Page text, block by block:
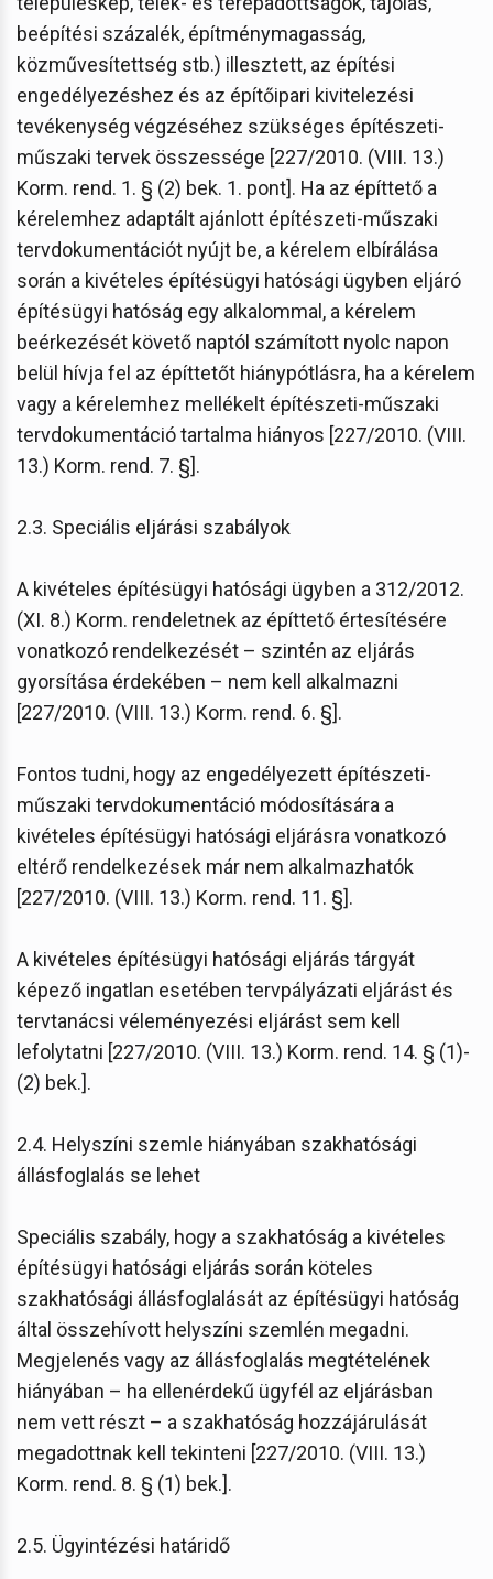
beépítési százalék, építménymagasság,
közművesítettség stb.) illesztett, az építési
engedélyezéshez és az építőipari kivitelezési
tevékenység végzéséhez szükséges építészeti-
műszaki tervek összessége [227/2010. (VIII. 13.)
Korm. rend. 1. § (2) bek. 1. pont]. Ha az építtető a
kérelemhez adaptált ajánlott építészeti-műszaki
tervdokumentációt nyújt be, a kérelem elbírálása
során a kivételes építésügyi hatósági ügyben eljáró
építésügyi hatóság egy alkalommal, a kérelem
beérkezését követő naptól számított nyolc napon
belül hívja fel az építtetőt hiánypótlásra, ha a kérelem
vagy a kérelemhez mellékelt építészeti-műszaki
tervdokumentáció tartalma hiányos [227/2010. (VIII.
13.) Korm. rend. 7. §].
2.3. Speciális eljárási szabályok
A kivételes építésügyi hatósági ügyben a 312/2012.
(XI. 8.) Korm. rendeletnek az építtető értesítésére
vonatkozó rendelkezését – szintén az eljárás
gyorsítása érdekében – nem kell alkalmazni
[227/2010. (VIII. 13.) Korm. rend. 6. §].
Fontos tudni, hogy az engedélyezett építészeti-
műszaki tervdokumentáció módosítására a
kivételes építésügyi hatósági eljárásra vonatkozó
eltérő rendelkezések már nem alkalmazhatók
[227/2010. (VIII. 13.) Korm. rend. 11. §].
A kivételes építésügyi hatósági eljárás tárgyát
képező ingatlan esetében tervpályázati eljárást és
tervtanácsi véleményezési eljárást sem kell
lefolytatni [227/2010. (VIII. 13.) Korm. rend. 14. § (1)-
(2) bek.].
2.4. Helyszíni szemle hiányában szakhatósági
állásfoglalás se lehet
Speciális szabály, hogy a szakhatóság a kivételes
építésügyi hatósági eljárás során köteles
szakhatósági állásfoglalását az építésügyi hatóság
által összehívott helyszíni szemlén megadni.
Megjelenés vagy az állásfoglalás megtételének
hiányában – ha ellenérdekű ügyfél az eljárásban
nem vett részt – a szakhatóság hozzájárulását
megadottnak kell tekinteni [227/2010. (VIII. 13.)
Korm. rend. 8. § (1) bek.].
2.5. Ügyintézési határidő